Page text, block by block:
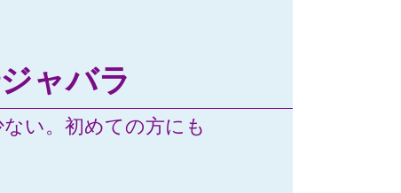
ャバラ
い。初めての方にも